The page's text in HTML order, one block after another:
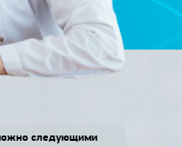
следующими